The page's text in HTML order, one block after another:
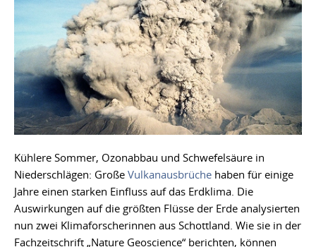
Kühlere Sommer, Ozonabbau und Schwefelsäure in
Niederschlägen: Große Vulkanausbrüche haben für einige
Jahre einen starken Einfluss auf das Erdklima. Die
Auswirkungen auf die größten Flüsse der Erde analysierten
nun zwei Klimaforscherinnen aus Schottland. Wie sie in der
Fachzeitschrift „Nature Geoscience“ berichten, können